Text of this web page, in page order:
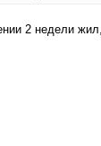
2 недели